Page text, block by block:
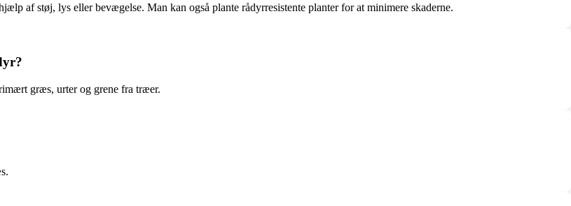
af støj, lys eller bevægelse. Man kan også plante rådyrresistente planter for at minimere skaderne.
græs, urter og grene fra træer.